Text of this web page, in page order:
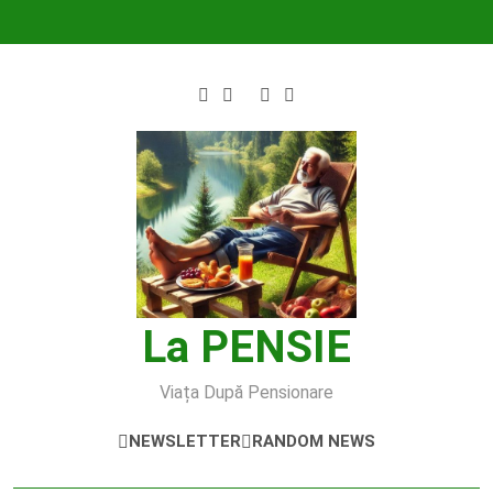
La PENSIE
Viața După Pensionare
NEWSLETTER RANDOM NEWS